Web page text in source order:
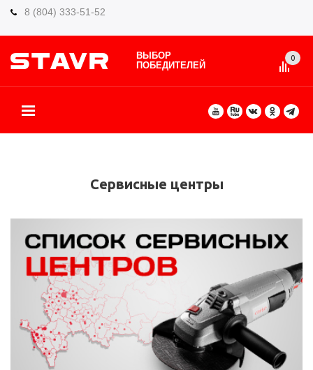
8 (804) 333-51-52
ВЫБОР
ПОБЕДИТЕЛЕЙ
0
О БРЕНДЕ ВИДЫ РАБОТ
Сервисные центры